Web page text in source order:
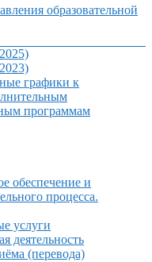
образовательной
графики к
программам
обеспечение и
процесса.
услуги
деятельность
(перевода)